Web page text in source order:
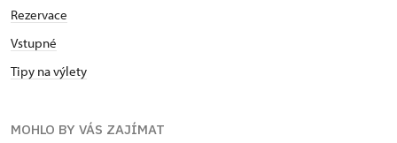
Rezervace
Vstupné
Tipy na výlety
MOHLO BY VÁS ZAJÍMAT